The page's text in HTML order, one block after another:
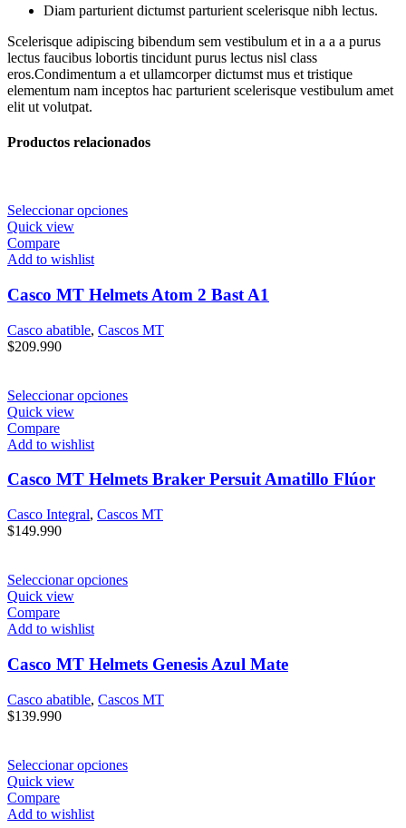
Diam parturient dictumst parturient scelerisque nibh lectus.
Scelerisque adipiscing bibendum sem vestibulum et in a a a purus
lectus faucibus lobortis tincidunt purus lectus nisl class
eros.Condimentum a et ullamcorper dictumst mus et tristique
elementum nam inceptos hac parturient scelerisque vestibulum amet
elit ut volutpat.
Productos relacionados
Seleccionar opciones
Quick view
Compare
Add to wishlist
Casco MT Helmets Atom 2 Bast A1
Casco abatible, Cascos MT
$209.990
Seleccionar opciones
Quick view
Compare
Add to wishlist
Casco MT Helmets Braker Persuit Amatillo Flúor
Casco Integral, Cascos MT
$149.990
Seleccionar opciones
Quick view
Compare
Add to wishlist
Casco MT Helmets Genesis Azul Mate
Casco abatible, Cascos MT
$139.990
Seleccionar opciones
Quick view
Compare
Add to wishlist